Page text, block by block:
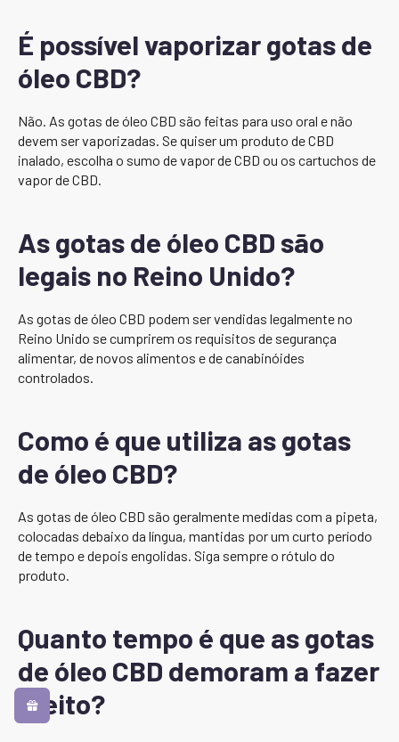
É possível vaporizar gotas de
óleo CBD?
Não. As gotas de óleo CBD são feitas para uso oral e não
devem ser vaporizadas. Se quiser um produto de CBD
inalado, escolha o sumo de vapor de CBD ou os cartuchos de
vapor de CBD.
As gotas de óleo CBD são
legais no Reino Unido?
As gotas de óleo CBD podem ser vendidas legalmente no
Reino Unido se cumprirem os requisitos de segurança
alimentar, de novos alimentos e de canabinóides
controlados.
Como é que utiliza as gotas
de óleo CBD?
As gotas de óleo CBD são geralmente medidas com a pipeta,
colocadas debaixo da língua, mantidas por um curto período
de tempo e depois engolidas. Siga sempre o rótulo do
produto.
Quanto tempo é que as gotas
de óleo CBD demoram a fazer
efeito?